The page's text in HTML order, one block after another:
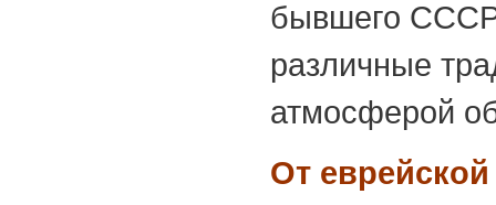
бывшего СССР
различные
атмосферой
От